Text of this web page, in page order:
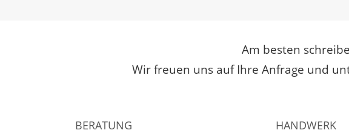
Am besten
Wir freuen uns auf Ihre Anfrage und
BERATUNG HANDWERK